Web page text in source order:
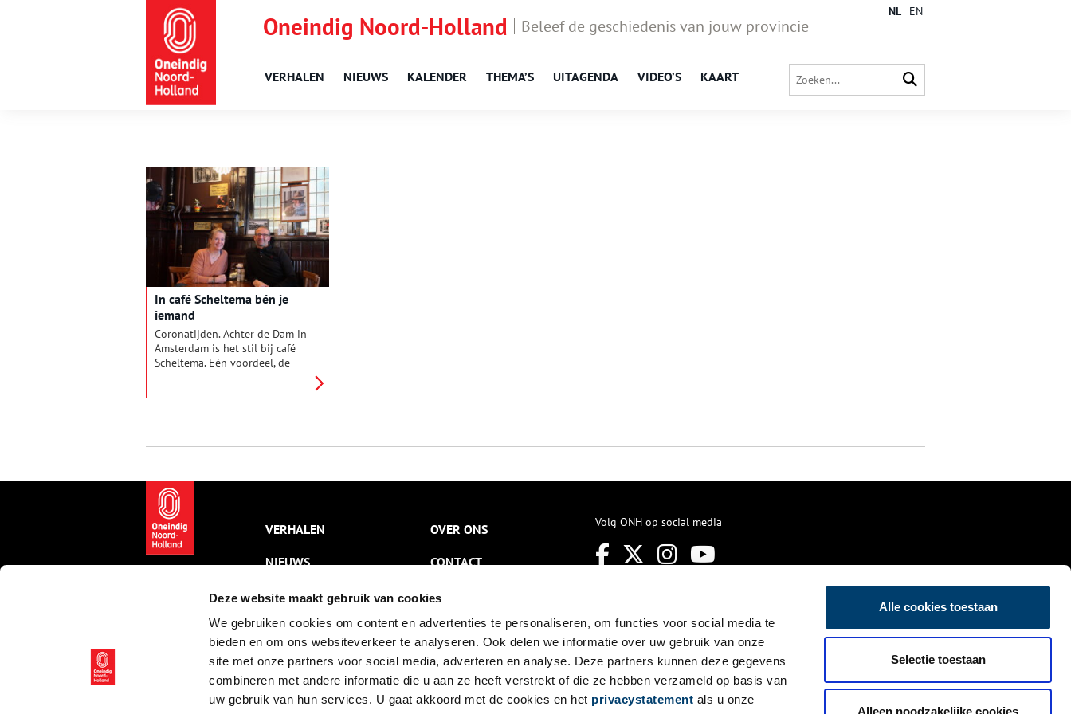
Deze website maakt gebruik van cookies
We gebruiken cookies om content en advertenties te personaliseren, om functies voor social media te
bieden en om ons websiteverkeer te analyseren. Ook delen we informatie over uw gebruik van onze
site met onze partners voor social media, adverteren en analyse. Deze partners kunnen deze gegevens
combineren met andere informatie die u aan ze heeft verstrekt of die ze hebben verzameld op basis van
uw gebruik van hun services. U gaat akkoord met de cookies en het privacystatement als u onze
Alle cookies toestaan
Selectie toestaan
Alleen noodzakelijke cookies
Oneindig Noord-Holland Beleef de geschiedenis van jouw provincie
VERHALEN NIEUWS KALENDER THEMA’S UITAGENDA VIDEO’S KAART
NL EN
In café Scheltema bén je
iemand
Coronatijden. Achter de Dam in
Amsterdam is het stil bij café
Scheltema. Eén voordeel, de
zo essentieel maakt. “Je bént
VERHALEN
NIEUWS
KALENDER
THEMA’S
ACTIVITEITEN
VIDEO’S
OVER ONS
CONTACT
NIEUWSBRIEF
DISCLAIMER
PRIVACY
TOEGANKELIJKHEID
Volg ONH op social media